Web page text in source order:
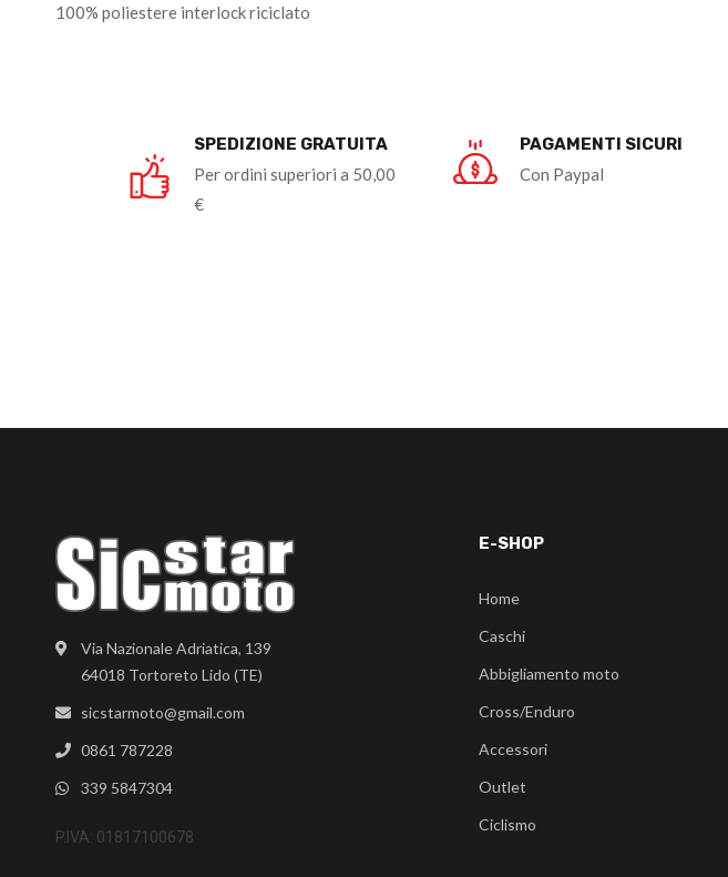
100% poliestere interlock riciclato
SPEDIZIONE GRATUITA
Per ordini superiori a 50,00
€
PAGAMENTI SICURI
Con Paypal
Via Nazionale Adriatica, 139
64018 Tortoreto Lido (TE)
sicstarmoto@gmail.com
0861 787228
339 5847304
P.IVA: 01817100678
E-SHOP
Home
Caschi
Abbigliamento moto
Cross/Enduro
Accessori
Outlet
Ciclismo